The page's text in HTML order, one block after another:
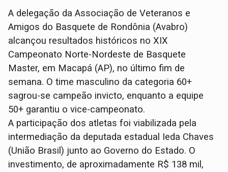
A delegação da Associação de Veteranos e
Amigos do Basquete de Rondônia (Avabro)
alcançou resultados históricos no XIX
Campeonato Norte-Nordeste de Basquete
Master, em Macapá (AP), no último fim de
semana. O time masculino da categoria 60+
sagrou-se campeão invicto, enquanto a equipe
50+ garantiu o vice-campeonato.
A participação dos atletas foi viabilizada pela
intermediação da deputada estadual Ieda Chaves
(União Brasil) junto ao Governo do Estado. O
investimento, de aproximadamente R$ 138 mil,